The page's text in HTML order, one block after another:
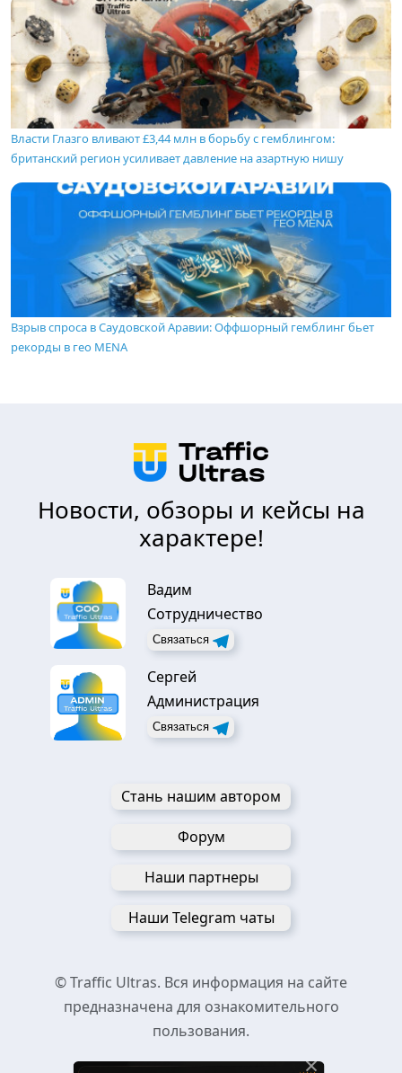
Власти Глазго вливают £3,44 млн в борьбу с гемблингом:
британский регион усиливает давление на азартную нишу
Взрыв спроса в Саудовской Аравии: Оффшорный гемблинг бьет
рекорды в гео MENA
Новости, обзоры и кейсы на
характере!
Вадим
Сотрудничество
Связаться
Сергей
Администрация
Связаться
Стань нашим автором
Форум
Наши партнеры
Наши Telegram чаты
© Traffic Ultras. Вся информация на сайте
предназначена для ознакомительного
пользования.
×